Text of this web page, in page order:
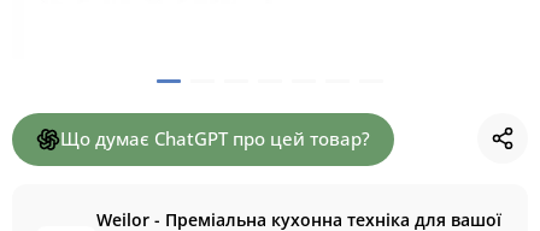
Що думає ChatGPT про цей товар?
Weilor - Преміальна кухонна техніка для вашої